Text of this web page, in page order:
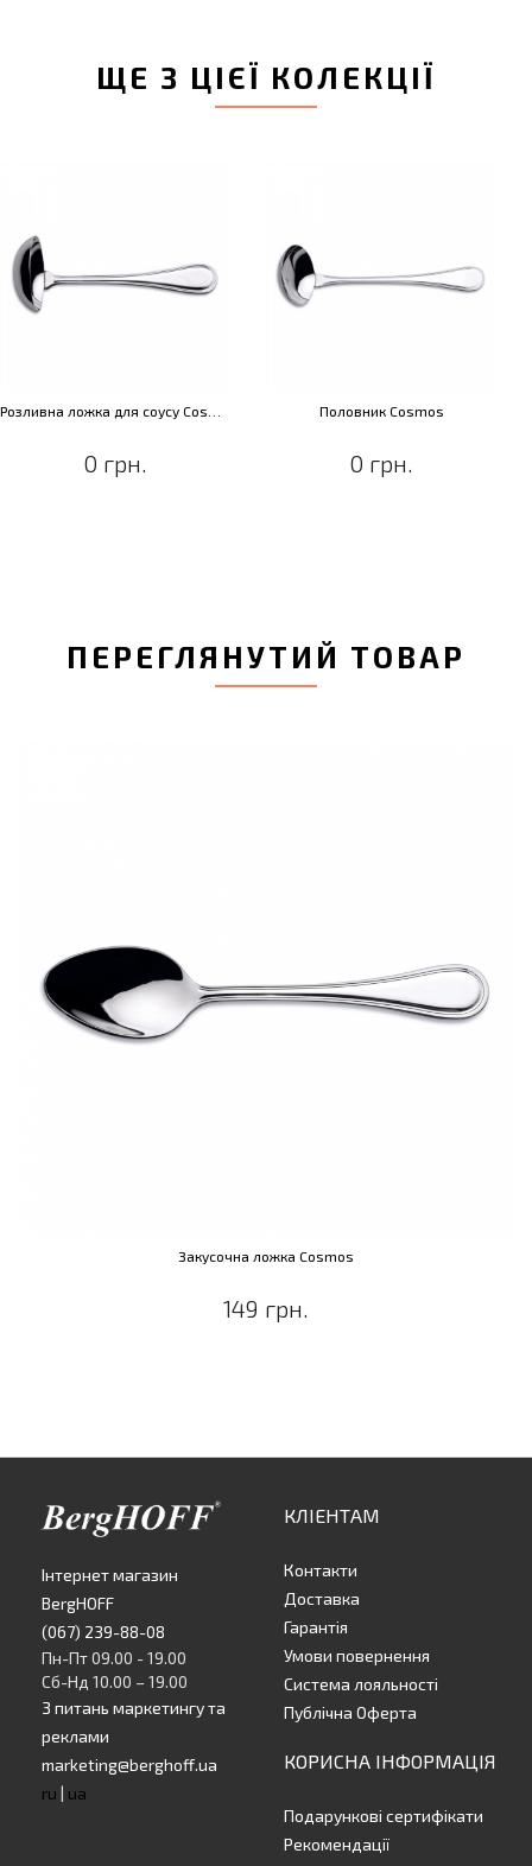
ЩЕ З ЦІЄЇ КОЛЕКЦІЇ
0 грн.
Половник Cosmos
0 грн.
ПЕРЕГЛЯНУТИЙ ТОВАР
Закусочна ложка Cosmos
149 грн.
Інтернет магазин
BergHOFF
(067) 239-88-08
Пн-Пт 09.00 - 19.00
Сб-Нд 10.00 – 19.00
З питань маркетингу та
реклами
marketing@berghoff.ua
ru | ua
КЛІЕНТАМ
Контакти
Доставка
Гарантія
Умови повернення
Система лояльності
Публічна Оферта
КОРИСНА ІНФОРМАЦІЯ
Подарункові сертифікати
Рекомендації